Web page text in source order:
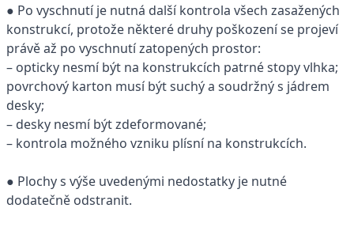
● Po vyschnutí je nutná další kontrola všech zasažených
konstrukcí, protože některé druhy poškození se projeví
právě až po vyschnutí zatopených prostor:
– opticky nesmí být na konstrukcích patrné stopy vlhka;
povrchový karton musí být suchý a soudržný s jádrem
desky;
– desky nesmí být zdeformované;
– kontrola možného vzniku plísní na konstrukcích.
● Plochy s výše uvedenými nedostatky je nutné
dodatečně odstranit.